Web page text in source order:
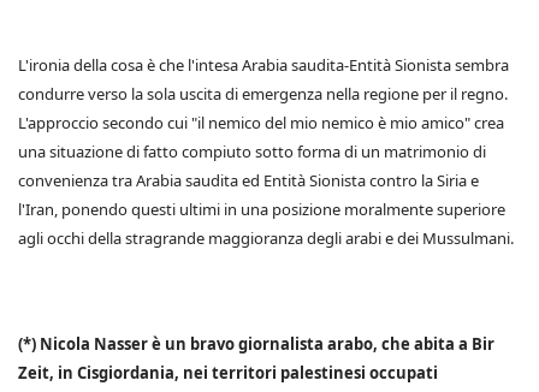
L'ironia della cosa è che l'intesa Arabia saudita-Entità Sionista sembra
condurre verso la sola uscita di emergenza nella regione per il regno.
L'approccio secondo cui "il nemico del mio nemico è mio amico" crea
una situazione di fatto compiuto sotto forma di un matrimonio di
convenienza tra Arabia saudita ed Entità Sionista contro la Siria e
l'Iran, ponendo questi ultimi in una posizione moralmente superiore
agli occhi della stragrande maggioranza degli arabi e dei Mussulmani.
(*) Nicola Nasser è un bravo giornalista arabo, che abita a Bir
Zeit, in Cisgiordania, nei territori palestinesi occupati